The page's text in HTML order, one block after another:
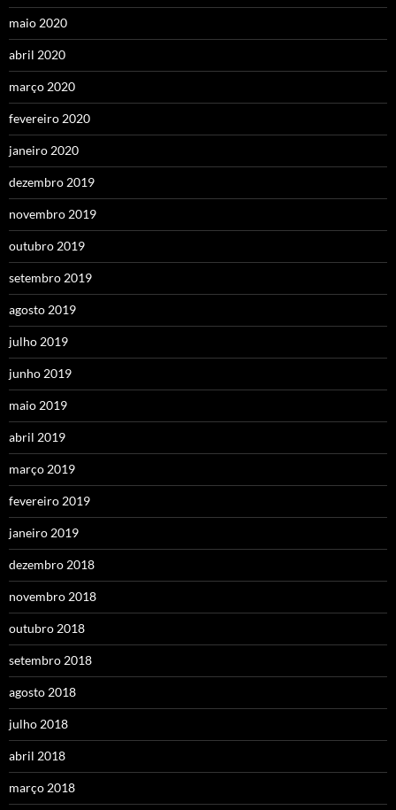
maio 2020
abril 2020
março 2020
fevereiro 2020
janeiro 2020
dezembro 2019
novembro 2019
outubro 2019
setembro 2019
agosto 2019
julho 2019
junho 2019
maio 2019
abril 2019
março 2019
fevereiro 2019
janeiro 2019
dezembro 2018
novembro 2018
outubro 2018
setembro 2018
agosto 2018
julho 2018
abril 2018
março 2018